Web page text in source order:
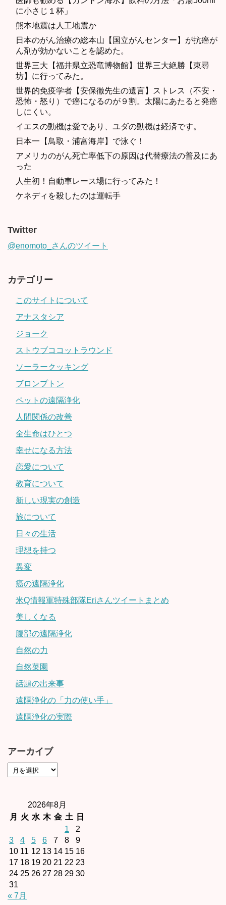
に小さじ１杯」
熊本地震は人工地震か
日本のがん治療の総本山【国立がんセンター】が抗癌が
ん剤が効かないことを認めた。
世界三大【福井県立恐竜博物館】世界三大絶勝【東尋
坊】に行ってみた。
世界的免疫学者【安保徹先生の遺言】ストレス（不安・
恐怖・怒り）で癌になるのが９割。太陽にあたると発癌
しにくい。
イエスの動機は愛であり、ユダの動機は経済です。
日本一【鳥取・浦富海岸】で泳ぐ！
アメリカのがん死亡率低下の原因は代替療法の普及にあ
った
人生初！自動車レース場に行ってみた！
ケネディを殺したのは運転手
Twitter
@enomoto_さんのツイート
カテゴリー
このサイトについて
アナスタシア
ジョーク
ストウブココットラウンド
ソーラークッキング
ブロンプトン
ペットの遠隔浄化
人間関係の改善
全生命はひとつ
幸せになる方法
恋愛について
教育について
新しい現実の創造
旅について
日々の生活
理想を持つ
異変
癌の遠隔浄化
米Q情報軍特殊部隊Eriさんツイートまとめ
美しくなる
腹部の遠隔浄化
自然の力
自然菜園
話題の出来事
遠隔浄化の「力の使い手」
遠隔浄化の実際
アーカイブ
2026年8月
月
火 水 木 金 土
日
1
2
3
4 5 6 7 8
9
10 11 12 13 14 15 16
17 18 19 20 21 22 23
24 25 26 27 28 29 30
31
« 7月